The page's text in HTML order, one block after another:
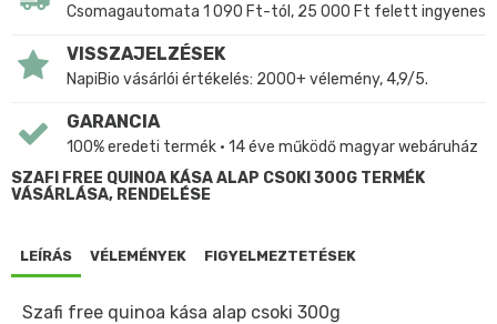
Csomagautomata 1 090 Ft-tól, 25 000 Ft felett ingyenes
VISSZAJELZÉSEK
NapiBio vásárlói értékelés: 2000+ vélemény, 4,9/5.
GARANCIA
100% eredeti termék • 14 éve működő magyar webáruház
SZAFI FREE QUINOA KÁSA ALAP CSOKI 300G TERMÉK
VÁSÁRLÁSA, RENDELÉSE
LEÍRÁS VÉLEMÉNYEK FIGYELMEZTETÉSEK
Szafi free quinoa kása alap csoki 300g